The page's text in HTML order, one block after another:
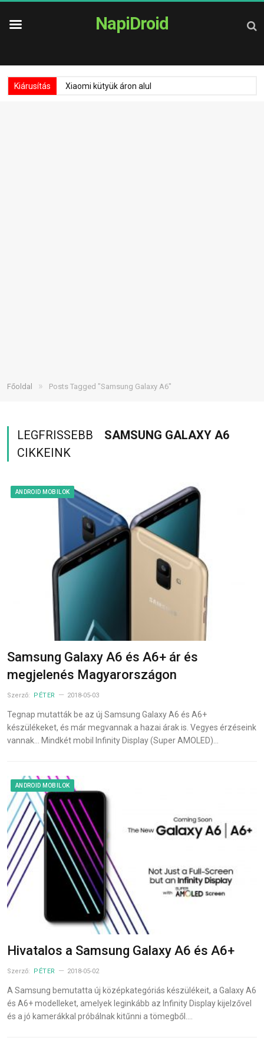
NapiDroid
Kiárusítás Xiaomi kütyük áron alul
Főoldal » Posts Tagged "Samsung Galaxy A6"
LEGFRISSEBB
SAMSUNG GALAXY A6
CIKKEINK
ANDROID MOBILOK
Samsung Galaxy A6 és A6+ ár és
megjelenés Magyarországon
Szerző: PÉTER 2018-05-03
Tegnap mutatták be az új Samsung Galaxy A6 és A6+
készülékeket, és már megvannak a hazai árak is. Vegyes érzéseink
vannak… Mindkét mobil Infinity Display (Super AMOLED)…
ANDROID MOBILOK
Hivatalos a Samsung Galaxy A6 és A6+
Szerző: PÉTER 2018-05-02
A Samsung bemutatta új középkategóriás készülékeit, a Galaxy A6
és A6+ modelleket, amelyek leginkább az Infinity Display kijelzővel
és a jó kamerákkal próbálnak kitűnni a tömegből.…